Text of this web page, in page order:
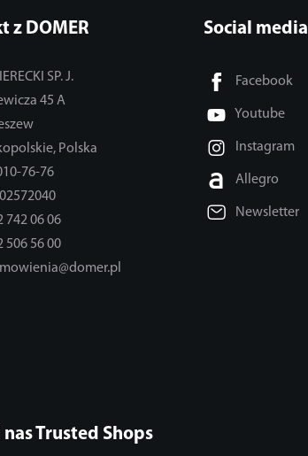
z DOMER
SP. J.
45 A
Polska
76-76
742 06 06
506 56 00
Trusted Shops
Social media
Facebook
Youtube
Instagram
Allegro
Newsletter